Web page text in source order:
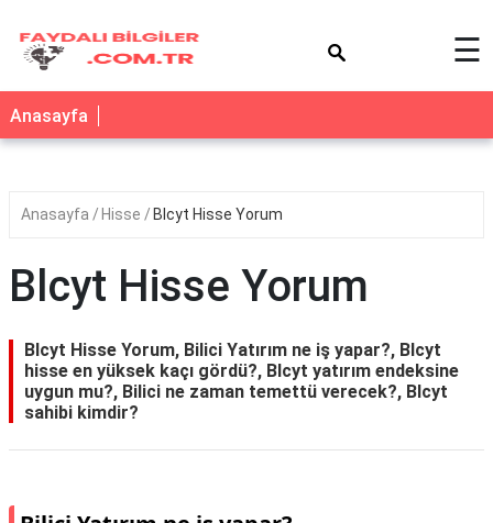
☰
Anasayfa
Anasayfa Hisse Blcyt Hisse Yorum
Blcyt Hisse Yorum
Blcyt Hisse Yorum, Bilici Yatırım ne iş yapar?, Blcyt
hisse en yüksek kaçı gördü?, Blcyt yatırım endeksine
uygun mu?, Bilici ne zaman temettü verecek?, Blcyt
sahibi kimdir?